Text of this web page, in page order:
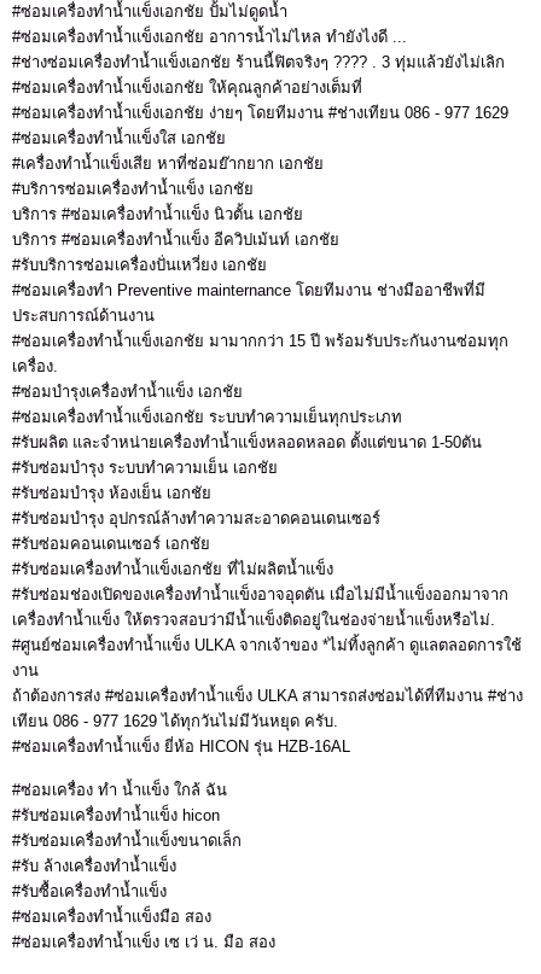
#ซ่อมเครื่องทำน้ำแข็งเอกชัย ปั้มไม่ดูดน้ำ
#ซ่อมเครื่องทำน้ำแข็งเอกชัย อาการน้ำไม่ไหล ทำยังไงดี ...
#ช่างซ่อมเครื่องทำน้ำแข็งเอกชัย ร้านนี้ฟิตจริงๆ ???? . 3 ทุ่มแล้วยังไม่เลิก
#ซ่อมเครื่องทำน้ำแข็งเอกชัย ให้คุณลูกค้าอย่างเต็มที่
#ซ่อมเครื่องทำน้ำแข็งเอกชัย ง่ายๆ โดยทีมงาน #ช่างเทียน 086 - 977 1629
#ซ่อมเครื่องทำน้ำแข็งใส เอกชัย
#เครื่องทำน้ำแข็งเสีย หาที่ซ่อมย๊ากยาก เอกชัย
#บริการซ่อมเครื่องทำน้ำแข็ง เอกชัย
บริการ #ซ่อมเครื่องทำน้ำแข็ง นิวตั้น เอกชัย
บริการ #ซ่อมเครื่องทำน้ำแข็ง อีควิปเม้นท์ เอกชัย
#รับบริการซ่อมเครื่องปั่นเหวี่ยง เอกชัย
#ซ่อมเครื่องทำ Preventive mainternance โดยทีมงาน ช่างมืออาชีพที่มี
ประสบการณ์ด้านงาน
#ซ่อมเครื่องทำน้ำแข็งเอกชัย มามากกว่า 15 ปี พร้อมรับประกันงานซ่อมทุก
เครื่อง.
#ซ่อมบำรุงเครื่องทำน้ำแข็ง เอกชัย
#ซ่อมเครื่องทำน้ำแข็งเอกชัย ระบบทำความเย็นทุกประเภท
#รับผลิต และจำหน่ายเครื่องทำน้ำแข็งหลอดหลอด ตั้งแต่ขนาด 1-50ตัน
#รับซ่อมบำรุง ระบบทำความเย็น เอกชัย
#รับซ่อมบำรุง ห้องเย็น เอกชัย
#รับซ่อมบำรุง อุปกรณ์ล้างทำความสะอาดคอนเดนเซอร์
#รับซ่อมคอนเดนเซอร์ เอกชัย
#รับซ่อมเครื่องทำน้ำแข็งเอกชัย ที่ไม่ผลิตน้ำแข็ง
#รับซ่อมช่องเปิดของเครื่องทำน้ำแข็งอาจอุดตัน เมื่อไม่มีน้ำแข็งออกมาจาก
เครื่องทำน้ำแข็ง ให้ตรวจสอบว่ามีน้ำแข็งติดอยู่ในช่องจ่ายน้ำแข็งหรือไม่.
#ศูนย์ซ่อมเครื่องทำน้ำแข็ง ULKA จากเจ้าของ *ไม่ทิ้งลูกค้า ดูแลตลอดการใช้
งาน
ถ้าต้องการส่ง #ซ่อมเครื่องทำน้ำแข็ง ULKA สามารถส่งซ่อมได้ที่ทีมงาน #ช่าง
เทียน 086 - 977 1629 ได้ทุกวันไม่มีวันหยุด ครับ.
#ซ่อมเครื่องทำน้ำแข็ง ยี่ห้อ HICON รุ่น HZB-16AL
#ซ่อมเครื่อง ทํา น้ำแข็ง ใกล้ ฉัน
#รับซ่อมเครื่องทำน้ำแข็ง hicon
#รับซ่อมเครื่องทำน้ำแข็งขนาดเล็ก
#รับ ล้างเครื่องทำน้ำแข็ง
#รับซื้อเครื่องทำน้ำแข็ง
#ซ่อมเครื่องทำน้ำแข็งมือ สอง
#ซ่อมเครื่องทำน้ำแข็ง เซ เว่ น. มือ สอง